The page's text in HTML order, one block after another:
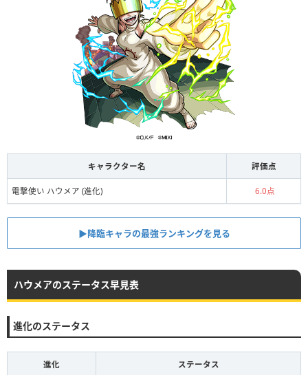
キャラクター名 評価点
電撃使い ハウメア (進化) 6.0点
▶︎︎降臨キャラの最強ランキングを見る
ハウメアのステータス早見表
進化のステータス
進化 ステータス